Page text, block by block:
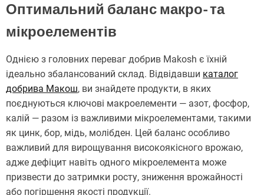
Оптимальний баланс макро- та
мікроелементів
Однією з головних переваг добрив Makosh є їхній
ідеально збалансований склад. Відвідавши каталог
добрива Макош, ви знайдете продукти, в яких
поєднуються ключові макроелементи — азот, фосфор,
калій — разом із важливими мікроелементами, такими
як цинк, бор, мідь, молібден. Цей баланс особливо
важливий для вирощування високоякісного врожаю,
адже дефіцит навіть одного мікроелемента може
призвести до затримки росту, зниження врожайності
або погіршення якості продукції.